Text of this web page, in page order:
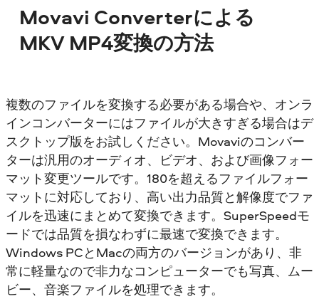
Movavi Converterによる
MKV MP4変換の方法
複数のファイルを変換する必要がある場合や、オンラ
インコンバーターにはファイルが大きすぎる場合はデ
スクトップ版をお試しください。Movaviのコンバー
ターは汎用のオーディオ、ビデオ、および画像フォー
マット変更ツールです。180を超えるファイルフォー
マットに対応しており、高い出力品質と解像度でファ
イルを迅速にまとめて変換できます。SuperSpeedモ
ードでは品質を損なわずに最速で変換できます。
Windows PCとMacの両方のバージョンがあり、非
常に軽量なので非力なコンピューターでも写真、ムー
ビー、音楽ファイルを処理できます。